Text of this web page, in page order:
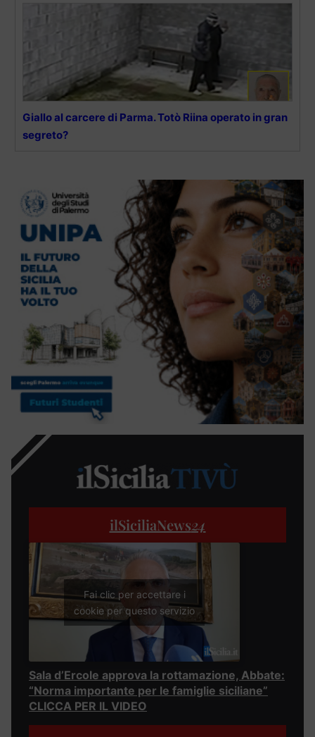
Giallo al carcere di Parma. Totò Riina operato in gran
segreto?
ilSiciliaNews24
Fai clic per accettare i
cookie per questo servizio
Sala d’Ercole approva la rottamazione, Abbate:
“Norma importante per le famiglie siciliane”
CLICCA PER IL VIDEO